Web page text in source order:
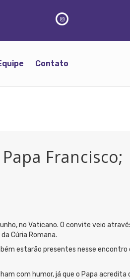
Contato
Francisco;
no Vaticano. O convite veio
Cúria Romana.
estarão presentes nesse encontro
com humor, já que o Papa acredita